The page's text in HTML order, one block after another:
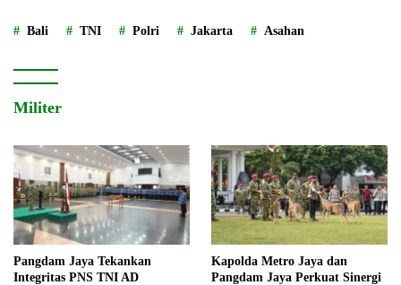
Bali TNI Polri Jakarta Asahan
Militer
Pangdam Jaya Tekankan
Integritas PNS TNI AD
Kapolda Metro Jaya dan
Pangdam Jaya Perkuat Sinergi